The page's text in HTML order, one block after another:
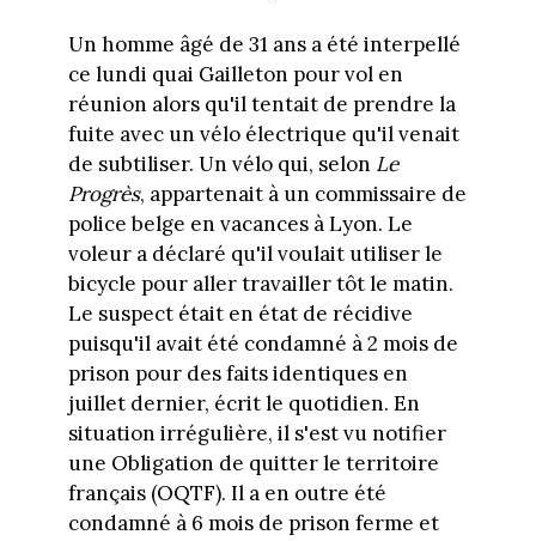
Un homme âgé de 31 ans a été interpellé
ce lundi quai Gailleton pour vol en
réunion alors qu'il tentait de prendre la
fuite avec un vélo électrique qu'il venait
de subtiliser. Un vélo qui, selon Le
Progrès, appartenait à un commissaire de
police belge en vacances à Lyon. Le
voleur a déclaré qu'il voulait utiliser le
bicycle pour aller travailler tôt le matin.
Le suspect était en état de récidive
puisqu'il avait été condamné à 2 mois de
prison pour des faits identiques en
juillet dernier, écrit le quotidien. En
situation irrégulière, il s'est vu notifier
une Obligation de quitter le territoire
français (OQTF). Il a en outre été
condamné à 6 mois de prison ferme et